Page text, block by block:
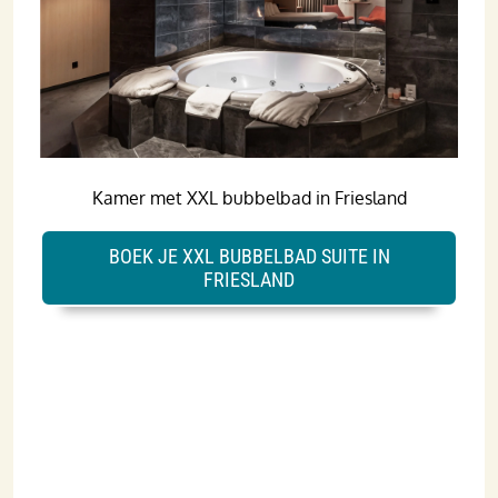
Kamer met XXL bubbelbad in Friesland
BOEK JE XXL BUBBELBAD SUITE IN
FRIESLAND